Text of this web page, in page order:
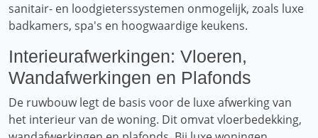
sanitair- en loodgieterssystemen onmogelijk, zoals luxe
badkamers, spa's en hoogwaardige keukens.
Interieurafwerkingen: Vloeren,
Wandafwerkingen en Plafonds
De ruwbouw legt de basis voor de luxe afwerking van
het interieur van de woning. Dit omvat vloerbedekking,